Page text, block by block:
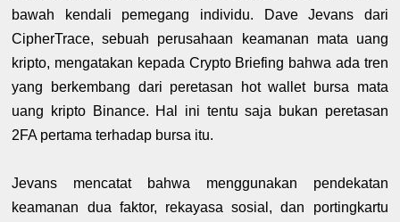
bawah kendali pemegang individu. Dave Jevans dari
CipherTrace, sebuah perusahaan keamanan mata uang
kripto, mengatakan kepada Crypto Briefing bahwa ada tren
yang berkembang dari peretasan hot wallet bursa mata
uang kripto Binance. Hal ini tentu saja bukan peretasan
2FA pertama terhadap bursa itu.
Jevans mencatat bahwa menggunakan pendekatan
keamanan dua faktor, rekayasa sosial, dan portingkartu